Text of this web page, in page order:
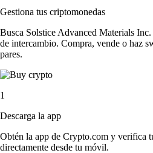
Gestiona tus criptomonedas
Busca Solstice Advanced Materials
de intercambio. Compra, vende o haz
pares.
1
Descarga la app
Obtén la app de Crypto.com y verifica
directamente desde tu móvil.